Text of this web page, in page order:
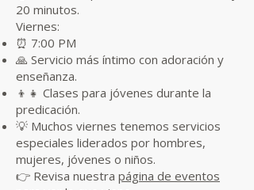
20 minutos.
Viernes:
⏰ 7:00 PM
🙏 Servicio más íntimo con adoración y
enseñanza.
👦👧 Clases para jóvenes durante la
predicación.
💡 Muchos viernes tenemos servicios
especiales liderados por hombres,
mujeres, jóvenes o niños.
👉 Revisa nuestra página de eventos